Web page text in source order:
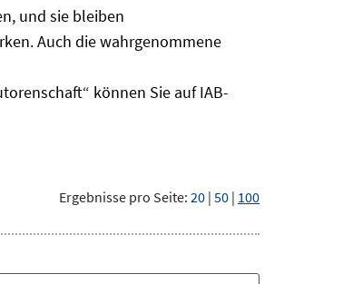
und sie bleiben
Auch die wahrgenommene
können Sie auf IAB-
Ergebnisse pro Seite: 20 | 50 | 100